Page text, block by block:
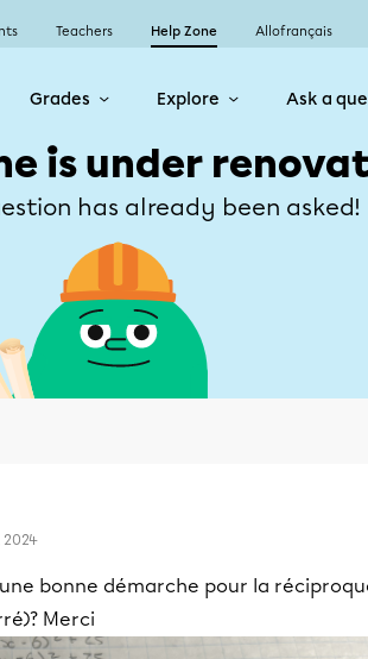
Teachers Help Zone Allofrançais
Grades Explore Ask a
is under
has already been asked!
2024
bonne démarche pour la
Merci